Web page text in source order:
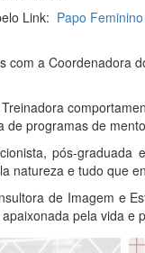
Link: Papo
com a Coordenadora
de programas de
pós-graduada
natureza e tudo que
de Imagem e
pela vida e